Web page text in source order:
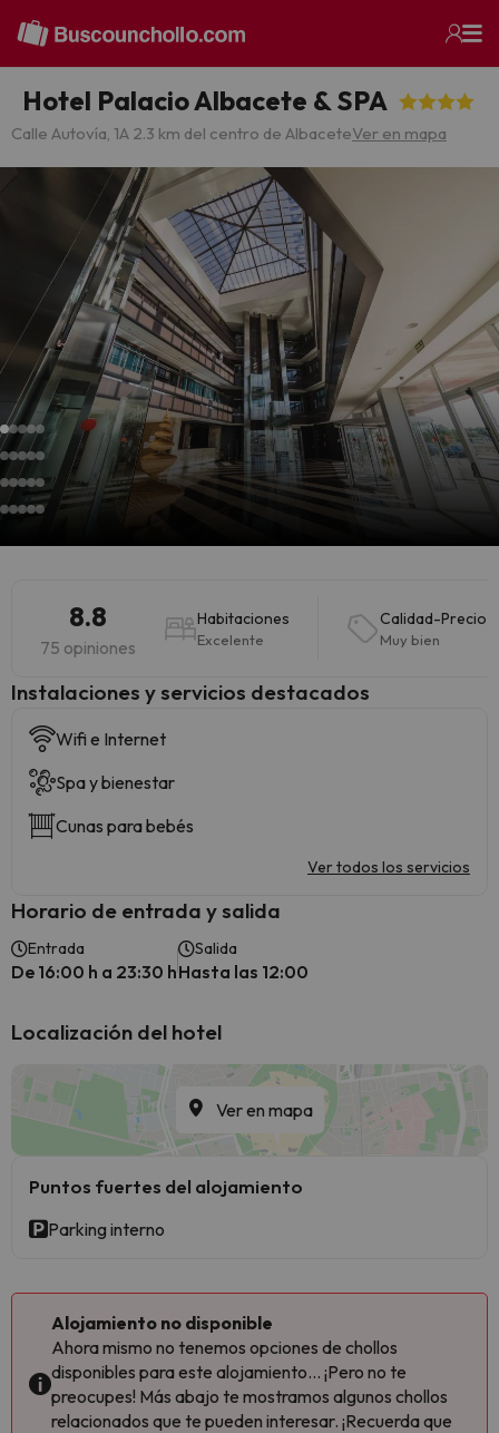
Hotel Palacio Albacete & SPA
Calle Autovía, 1A 2.3 km del centro de AlbaceteVer en mapa
8.8
75 opiniones
Habitaciones
Excelente
Calidad-Precio
Muy bien
Instalaciones y servicios destacados
Wifi e Internet
Spa y bienestar
Cunas para bebés
Ver todos los servicios
Horario de entrada y salida
Entrada
De 16:00 h a 23:30 h
Salida
Hasta las 12:00
Localización del hotel
Ver en mapa
Puntos fuertes del alojamiento
Parking interno
Alojamiento no disponible
Ahora mismo no tenemos opciones de chollos
disponibles para este alojamiento... ¡Pero no te
preocupes! Más abajo te mostramos algunos chollos
relacionados que te pueden interesar. ¡Recuerda que